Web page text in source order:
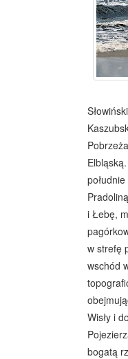
i Łebę,
w strefę
wschód
Wisły i
bogatą